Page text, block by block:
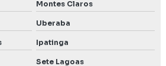
em Belo Horizonte
em Betim
Montes Claros
Uberaba
Ipatinga
Sete Lagoas